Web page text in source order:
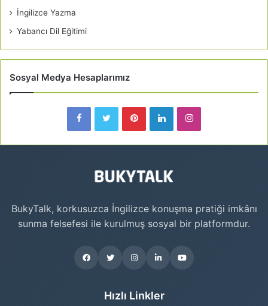
İngilizce Yazma
Yabancı Dil Eğitimi
Sosyal Medya Hesaplarımız
BukyTalk, korkusuzca İngilizce konuşma pratiği imkânı
sunma felsefesi ile kurulmuş sosyal bir platformdur.
Hızlı Linkler